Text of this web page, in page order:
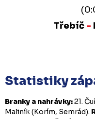
Třebíč -
Statistiky
Branky a nahrávky:21.
Maliník (Korím, Semrád).